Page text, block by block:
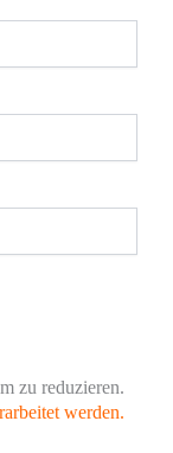
zu reduzieren.
werden.